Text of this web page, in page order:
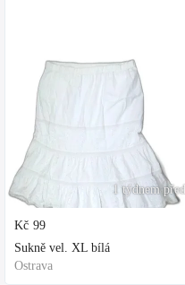
1 týdnem před
Kč 99
Sukně vel. XL bílá
Ostrava